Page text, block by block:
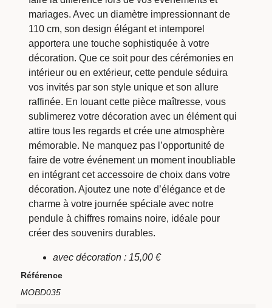
mariages. Avec un diamètre impressionnant de
110 cm, son design élégant et intemporel
apportera une touche sophistiquée à votre
décoration. Que ce soit pour des cérémonies en
intérieur ou en extérieur, cette pendule séduira
vos invités par son style unique et son allure
raffinée. En louant cette pièce maîtresse, vous
sublimerez votre décoration avec un élément qui
attire tous les regards et crée une atmosphère
mémorable. Ne manquez pas l’opportunité de
faire de votre événement un moment inoubliable
en intégrant cet accessoire de choix dans votre
décoration. Ajoutez une note d’élégance et de
charme à votre journée spéciale avec notre
pendule à chiffres romains noire, idéale pour
créer des souvenirs durables.
avec décoration : 15,00 €
Référence
MOBD035